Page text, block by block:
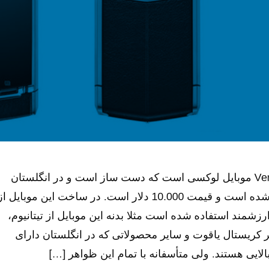
ورتو Vertu موبایل لوکسی است که دست ساز است و در انگلستان
ساخته شده است و قیمت 10.000 دلار است. در ساخت این موبایل از
استفاده شده است مثلا بدنه این موبایل از تیتانیوم،
کریستال یاقوت و سایر محصولاتی که در انگلستان دارای
هستند. ولی متأسفانه با تمام این ظواهر […]